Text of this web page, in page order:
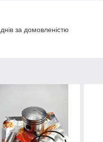
за домовленістю